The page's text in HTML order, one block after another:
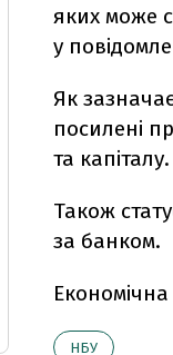
яких може
у
Як
посилені
та
Також
за банком.
НБУ